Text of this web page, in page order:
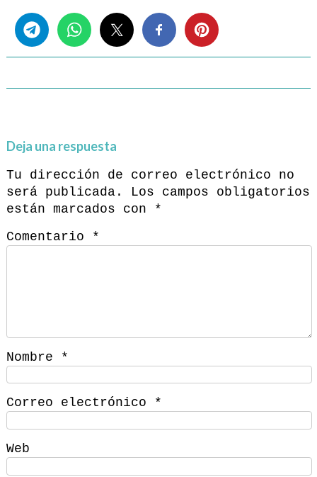
Deja una respuesta
Tu dirección de correo electrónico no
será publicada.
Los campos obligatorios
están marcados con
*
Comentario
*
Nombre *
Correo electrónico *
Web